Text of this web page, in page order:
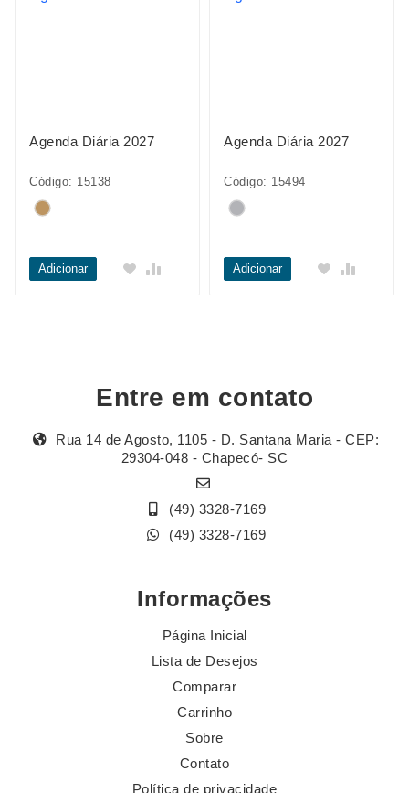
Agenda Diária 2027
Código: 15138
Adicionar
Agenda Diária 2027
Código: 15494
Adicionar
Entre em contato
Rua 14 de Agosto, 1105 - D. Santana Maria - CEP:
29304-048 - Chapecó- SC
(49) 3328-7169
(49) 3328-7169
Informações
Página Inicial
Lista de Desejos
Comparar
Carrinho
Sobre
Contato
Política de privacidade